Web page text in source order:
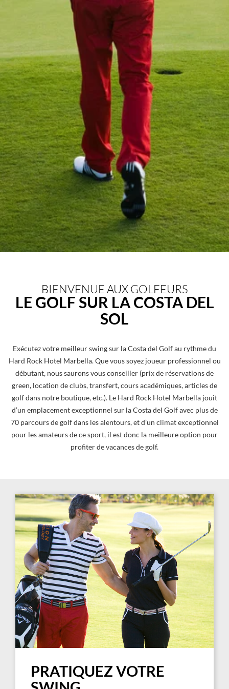
BIENVENUE AUX GOLFEURS
LE GOLF SUR LA COSTA DEL
SOL
Exécutez votre meilleur swing sur la Costa del Golf au rythme du
Hard Rock Hotel Marbella. Que vous soyez joueur professionnel ou
débutant, nous saurons vous conseiller (prix de réservations de
green, location de clubs, transfert, cours académiques, articles de
golf dans notre boutique, etc.). Le Hard Rock Hotel Marbella jouit
d’un emplacement exceptionnel sur la Costa del Golf avec plus de
70 parcours de golf dans les alentours, et d’un climat exceptionnel
pour les amateurs de ce sport, il est donc la meilleure option pour
profiter de vacances de golf.
PRATIQUEZ VOTRE